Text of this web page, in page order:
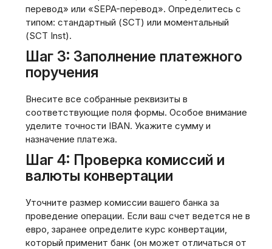
перевод» или «SEPA-перевод». Определитесь с
типом: стандартный (SCT) или моментальный
(SCT Inst).
Шаг 3: Заполнение платежного
поручения
Внесите все собранные реквизиты в
соответствующие поля формы. Особое внимание
уделите точности IBAN. Укажите сумму и
назначение платежа.
Шаг 4: Проверка комиссий и
валюты конвертации
Уточните размер комиссии вашего банка за
проведение операции. Если ваш счет ведется не в
евро‚ заранее определите курс конвертации‚
который применит банк (он может отличаться от